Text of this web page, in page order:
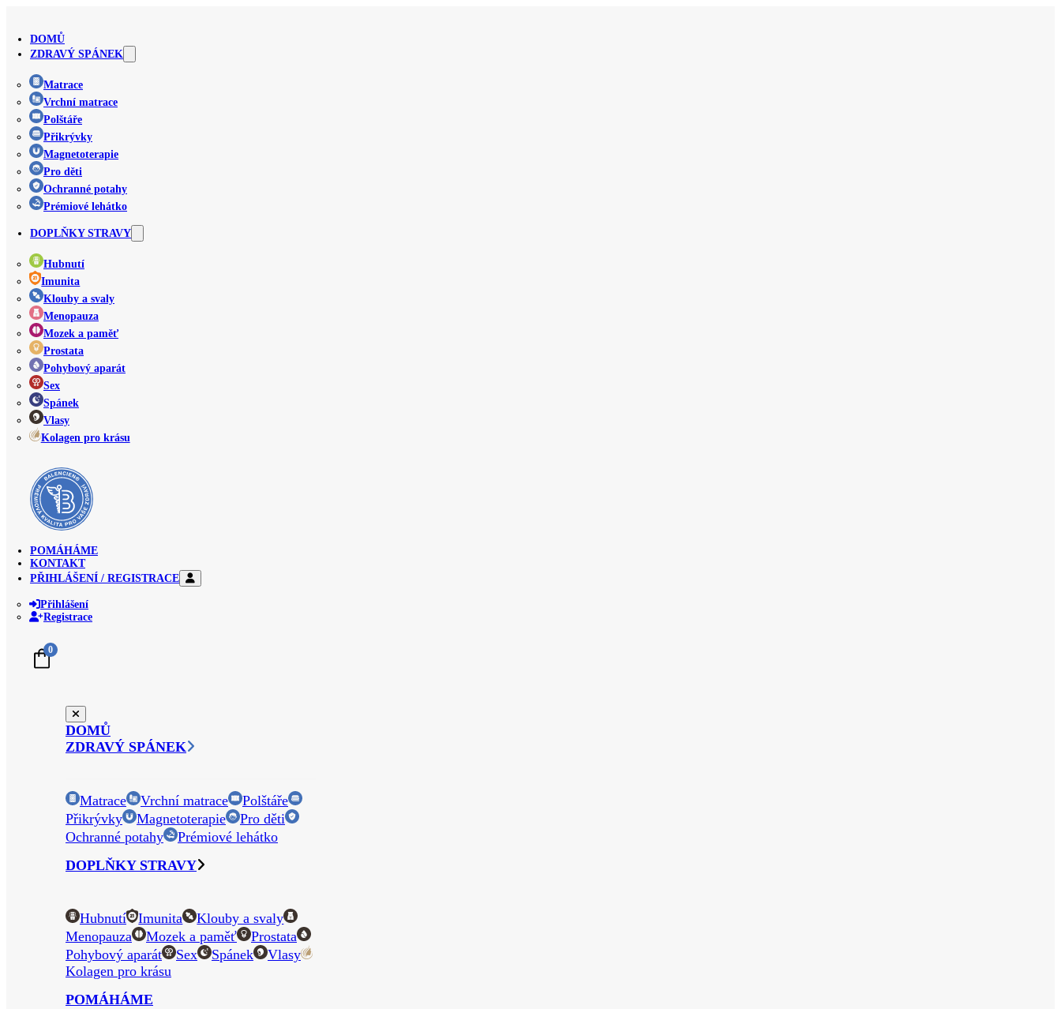
DOMŮ
ZDRAVÝ SPÁNEK
Matrace
Vrchní matrace
Polštáře
Přikrývky
Magnetoterapie
Pro děti
Ochranné potahy
Prémiové lehátko
DOPLŇKY STRAVY
Hubnutí
Imunita
Klouby a svaly
Menopauza
Mozek a paměť
Prostata
Pohybový aparát
Sex
Spánek
Vlasy
Kolagen pro krásu
POMÁHÁME
KONTAKT
PŘIHLÁŠENÍ / REGISTRACE
Přihlášení
Registrace
0
DOMŮ
ZDRAVÝ SPÁNEK
Matrace Vrchní matrace
Polštáře
Přikrývky
Magnetoterapie
Pro děti
Ochranné potahy
Prémiové lehátko
DOPLŇKY STRAVY
Hubnutí Imunita
Klouby a svaly
Menopauza
Mozek a paměť
Prostata
Pohybový aparát
Sex Spánek
Vlasy
Kolagen pro krásu
POMÁHÁME